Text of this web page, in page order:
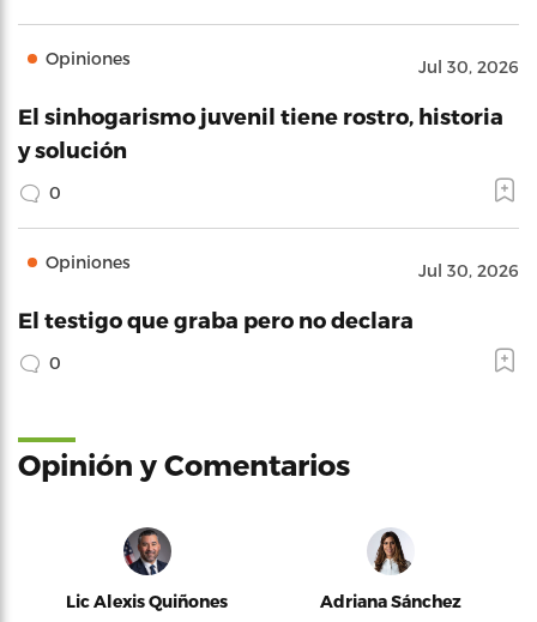
Opiniones Jul 30, 2026
El sinhogarismo juvenil tiene rostro, historia
y solución
0
Opiniones Jul 30, 2026
El testigo que graba pero no declara
0
Opinión y Comentarios
Lic Alexis Quiñones Adriana Sánchez